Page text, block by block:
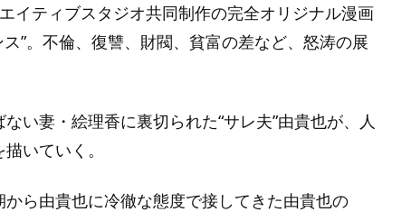
イティブスタジオ共同制作の完全オリジナル漫画
”。不倫、復讐、財閥、貧富の差など、怒涛の展
い妻・絵理香に裏切られた“サレ夫”由貴也が、人
いていく。
ら由貴也に冷徹な態度で接してきた由貴也の